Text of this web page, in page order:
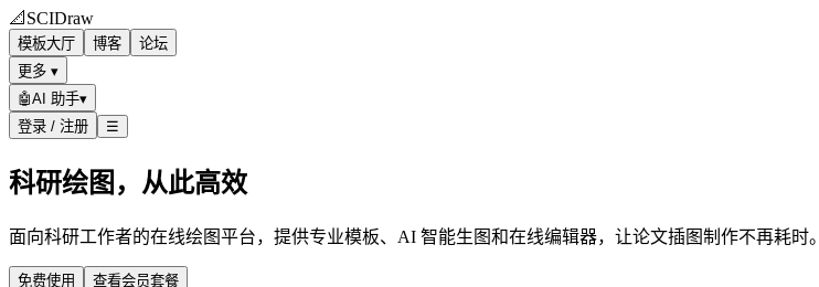
📐 SCIDraw
模板大厅 博客
论坛
更多 ▾
🤖AI 助手▾
登录 / 注册
☰
科研绘图，从此高效
面向科研工作者的在线绘图平台，提供专业模板、AI 智能生图和在线编辑器，让论文插图制作不再耗时。
免费使用 查看会员套餐